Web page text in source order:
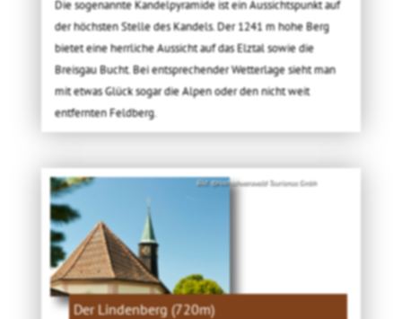
Die sogenannte Kandelpyramide ist ein Aussichtspunkt auf
der höchsten Stelle des Kandels. Der 1241 m hohe Berg
bietet eine herrliche Aussicht auf das Elztal sowie die
Breisgau Bucht. Bei entsprechender Wetterlage sieht man
mit etwas Glück sogar die Alpen oder den nicht weit
entfernten Feldberg.
Bild: ©Hochschwarzwald Tourismus Gmbh
Der Lindenberg (720m)